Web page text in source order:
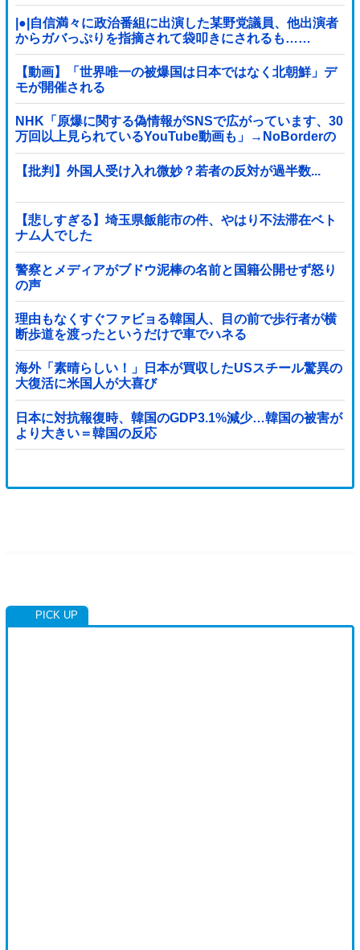
（ﾌﾞﾙﾌﾞﾙ」＝韓国の反応
|●|自信満々に政治番組に出演した某野党議員、他出演者
からガバっぷりを指摘されて袋叩きにされるも……
【動画】「世界唯一の被爆国は日本ではなく北朝鮮」デ
モが開催される
NHK「原爆に関する偽情報がSNSで広がっています、30
万回以上見られているYouTube動画も」→NoBorderの
動画では？と話題
【批判】外国人受け入れ微妙？若者の反対が過半数...
【悲しすぎる】埼玉県飯能市の件、やはり不法滞在ベト
ナム人でした
警察とメディアがブドウ泥棒の名前と国籍公開せず怒り
の声
理由もなくすぐファビョる韓国人、目の前で歩行者が横
断歩道を渡ったというだけで車でハネる
海外「素晴らしい！」日本が買収したUSスチール驚異の
大復活に米国人が大喜び
日本に対抗報復時、韓国のGDP3.1%減少…韓国の被害が
より大きい＝韓国の反応